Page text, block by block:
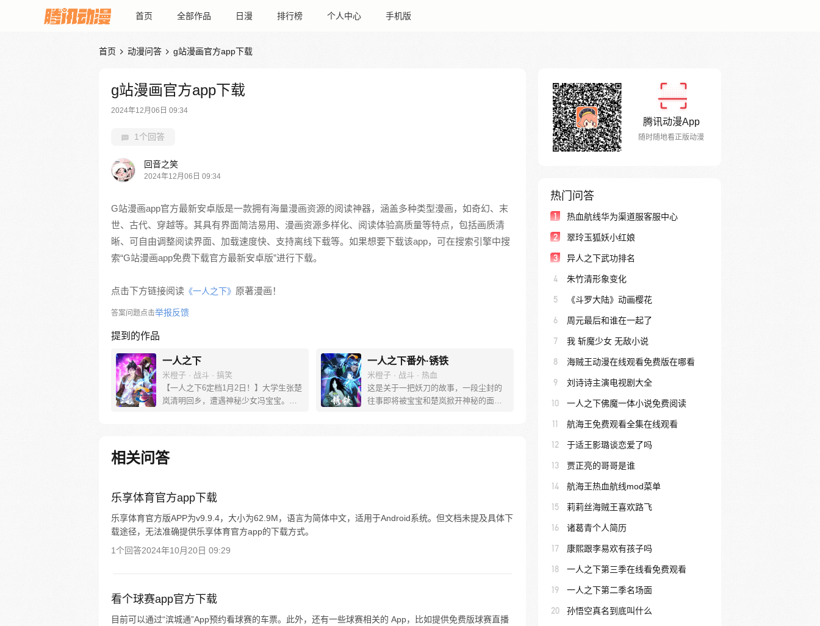
首页 全部作品 日漫 排行榜 个人中心 手机版
首页  动漫问答  g站漫画官方app下载
g站漫画官方app下载
2024年12月06日 09:34
1个回答
回音之笑
2024年12月06日 09:34
G站漫画app官方最新安卓版是一款拥有海量漫画资源的阅读神器，涵盖多种类型漫画，如奇幻、末
世、古代、穿越等。其具有界面简洁易用、漫画资源多样化、阅读体验高质量等特点，包括画质清
晰、可自由调整阅读界面、加载速度快、支持离线下载等。如果想要下载该app，可在搜索引擎中搜
索“G站漫画app免费下载官方最新安卓版”进行下载。
点击下方链接阅读 《一人之下》 原著漫画！
答案问题点击举报反馈
提到的作品
一人之下
米橙子 · 战斗 · 搞笑
【一人之下6定档1月2日！】大学生张楚
岚清明回乡，遭遇神秘少女冯宝宝。素
己与爷爷身上的秘密，张楚岚的生活被
彻底颠覆，与冯宝宝一同踏上“异人”之
一人之下番外·锈铁
米橙子 · 战斗 · 热血
这是关于一把妖刀的故事，一段尘封的
往事即将被宝宝和楚岚掀开神秘的面
相关问答
乐享体育官方app下载
乐享体育官方版APP为v9.9.4，大小为62.9M，语言为简体中文，适用于Android系统。但文档未提及具体下
载途径，无法准确提供乐享体育官方app的下载方式。
1个回答2024年10月20日 09:29
看个球赛app官方下载
目前可以通过“滨城通”App预约看球赛的车票。此外，还有一些球赛相关的 App，比如提供免费版球赛直播
腾讯动漫App
随时随地看正版动漫
热门问答
1 热血航线华为渠道服客服中心
2 翠玲玉狐妖小红娘
3 异人之下武功排名
4 朱竹清形象变化
5 《斗罗大陆》动画樱花
6 周元最后和谁在一起了
7 我 斩魔少女 无敌小说
8 海贼王动漫在线观看免费版在哪看
9 刘诗诗主演电视剧大全
10 一人之下佛魔一体小说免费阅读
11 航海王免费观看全集在线观看
12 于适王影璐谈恋爱了吗
13 贾正亮的哥哥是谁
14 航海王热血航线mod菜单
15 莉莉丝海贼王喜欢路飞
16 诸葛青个人简历
17 康熙跟李易欢有孩子吗
18 一人之下第三季在线看免费观看
19 一人之下第二季名场面
20 孙悟空真名到底叫什么